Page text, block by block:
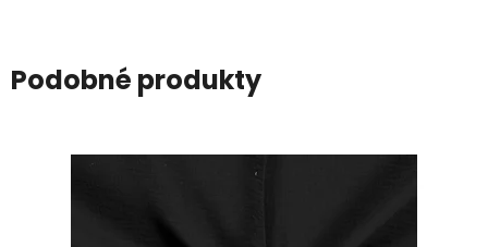
Podobné produkty